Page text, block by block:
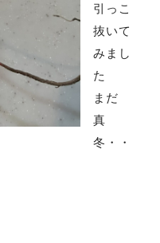
引っこ
抜いて
みまし
た
まだ
真
冬・・